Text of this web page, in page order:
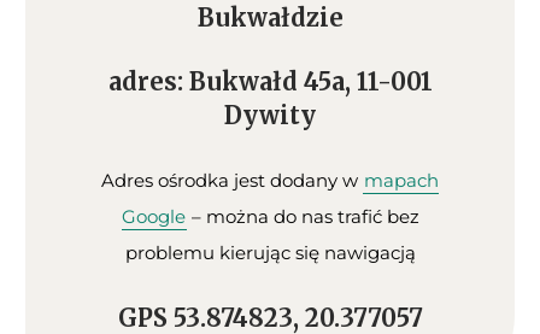
Bukwałdzie
adres: Bukwałd 45a, 11-001
Dywity
Adres ośrodka jest dodany w mapach
Google – można do nas trafić bez
problemu kierując się nawigacją
GPS 53.874823, 20.377057